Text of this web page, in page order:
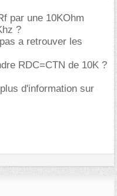
par une 10KOhm
?
a retrouver les
RDC=CTN de 10K ?
d'information sur